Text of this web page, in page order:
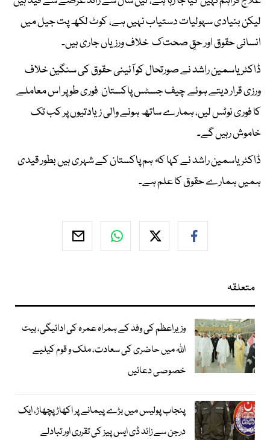
لیکن بنیادی سہولیات دستیاب نہیں ہے، کوٹ لکھ پت جیل میں
انسانی حقوق اور حقِ صحت ک خلاف ورزیاں جاری ہیں۔
ڈاکٹر یاسمین راشد نے صورتحال کو آئینی حقوق کی سنگین خلاف
ورزی قرار دیتے ہوئے چیف جسٹس پاکستان فوری طو پر اس معاملے
کا فوری نوٹس لیں، ہمارے ساتھ ہونے والی زیادتیوں پر کب تک
خاموش رہیں گے۔
ڈاکٹر یاسمین راشد نے کہا کہ ہم پاکستان کے شہری ہیں بطور قیدی
ہمیں ہمارے حقوق کا علم ہے۔
متعلقہ
وزیراعظم کی وفد کے ہمراہ عمرہ کی ادائیگی، بیت
اللہ میں حاضری کی سعادت، ملک و قوم کیلیے
خصوصی دعائیں
پنجاب پولیس میں بڑے پیمانے پر اکھاڑ پچھاڑ، ایک
درجن سے زائد ڈی ایس پیز کی تقرری اور تبادلے